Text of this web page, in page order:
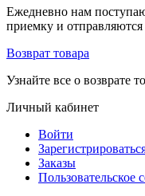
Ежедневно нам
приемку и
Возврат товара
Узнайте все о возврате
Личный кабинет
Войти
Заказы
Пользовательское